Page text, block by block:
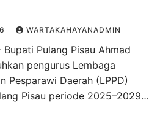
WARTAKAHAYANADMIN
Bupati Pulang Pisau Ahmad
pengurus Lembaga
Pesparawi Daerah (LPPD)
Pisau periode 2025–2029…